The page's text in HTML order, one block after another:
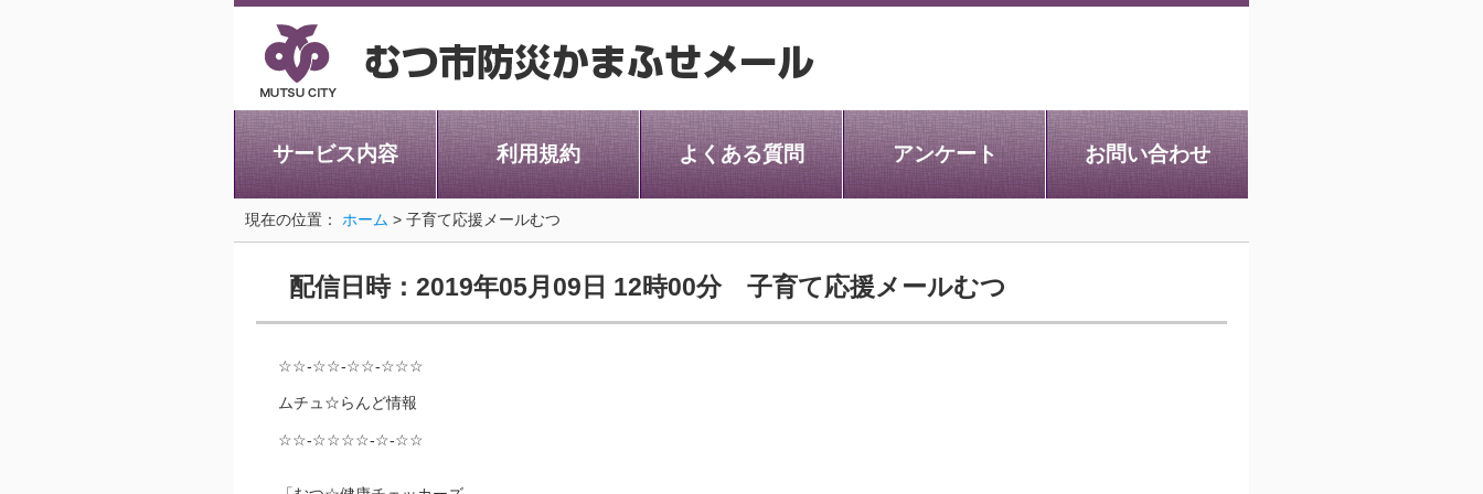
サービス内容 利用規約 よくある質問 アンケート お問い合わせ
現在の位置： ホーム > 子育て応援メールむつ
配信日時：2019年05月09日 12時00分 子育て応援メールむつ
☆☆-☆☆-☆☆-☆☆☆
ムチュ☆らんど情報
☆☆-☆☆☆☆-☆-☆☆